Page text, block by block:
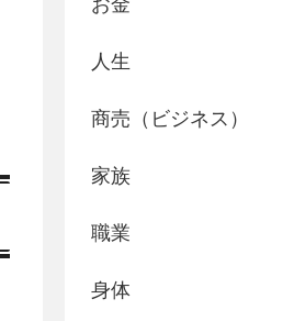
人生
商売（ビジネス）
家族
職業
身体